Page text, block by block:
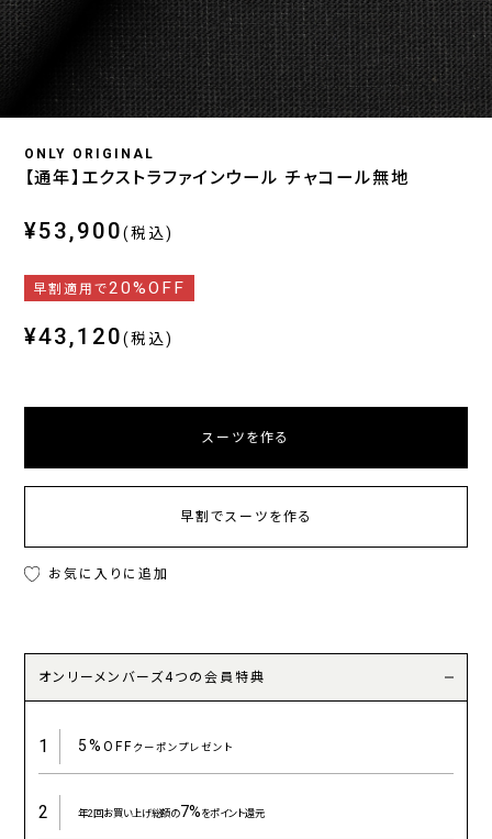
ONLY ORIGINAL
【通年】エクストラファインウール チャコール無地
¥53,900(税込)
早割適用で20%OFF
¥43,120(税込)
スーツを作る
早割でスーツを作る
お気に入りに追加
オンリーメンバーズ4つの会員特典
1 5%OFFクーポンプレゼント
2 年2回お買い上げ総額の7%をポイント還元